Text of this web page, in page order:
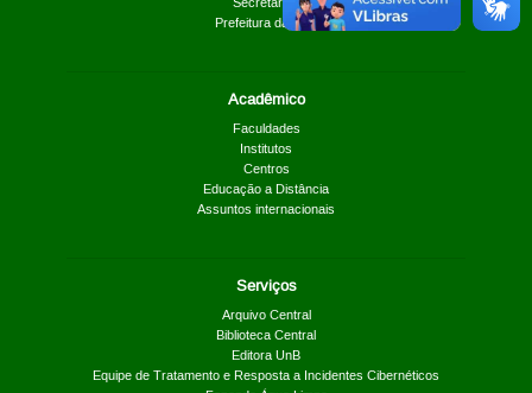
Prefeitura da UnB
Acadêmico
Faculdades
Institutos
Centros
Educação a Distância
Assuntos internacionais
Serviços
Arquivo Central
Biblioteca Central
Editora UnB
Equipe de Tratamento e Resposta a Incidentes Cibernéticos